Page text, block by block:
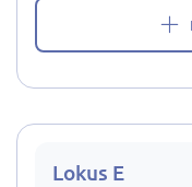
Lokus E